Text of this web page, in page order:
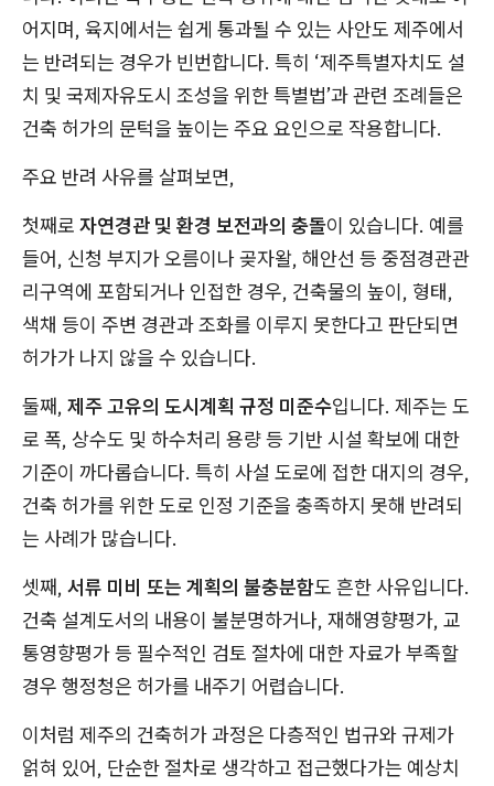
어지며, 육지에서는 쉽게 통과될 수 있는 사안도 제주에서
는 반려되는 경우가 빈번합니다. 특히 ‘제주특별자치도 설
치 및 국제자유도시 조성을 위한 특별법’과 관련 조례들은
건축 허가의 문턱을 높이는 주요 요인으로 작용합니다.
주요 반려 사유를 살펴보면,
첫째로 자연경관 및 환경 보전과의 충돌이 있습니다. 예를
들어, 신청 부지가 오름이나 곶자왈, 해안선 등 중점경관관
리구역에 포함되거나 인접한 경우, 건축물의 높이, 형태,
색채 등이 주변 경관과 조화를 이루지 못한다고 판단되면
허가가 나지 않을 수 있습니다.
둘째, 제주 고유의 도시계획 규정 미준수입니다. 제주는 도
로 폭, 상수도 및 하수처리 용량 등 기반 시설 확보에 대한
기준이 까다롭습니다. 특히 사설 도로에 접한 대지의 경우,
건축 허가를 위한 도로 인정 기준을 충족하지 못해 반려되
는 사례가 많습니다.
셋째, 서류 미비 또는 계획의 불충분함도 흔한 사유입니다.
건축 설계도서의 내용이 불분명하거나, 재해영향평가, 교
통영향평가 등 필수적인 검토 절차에 대한 자료가 부족할
경우 행정청은 허가를 내주기 어렵습니다.
이처럼 제주의 건축허가 과정은 다층적인 법규와 규제가
얽혀 있어, 단순한 절차로 생각하고 접근했다가는 예상치